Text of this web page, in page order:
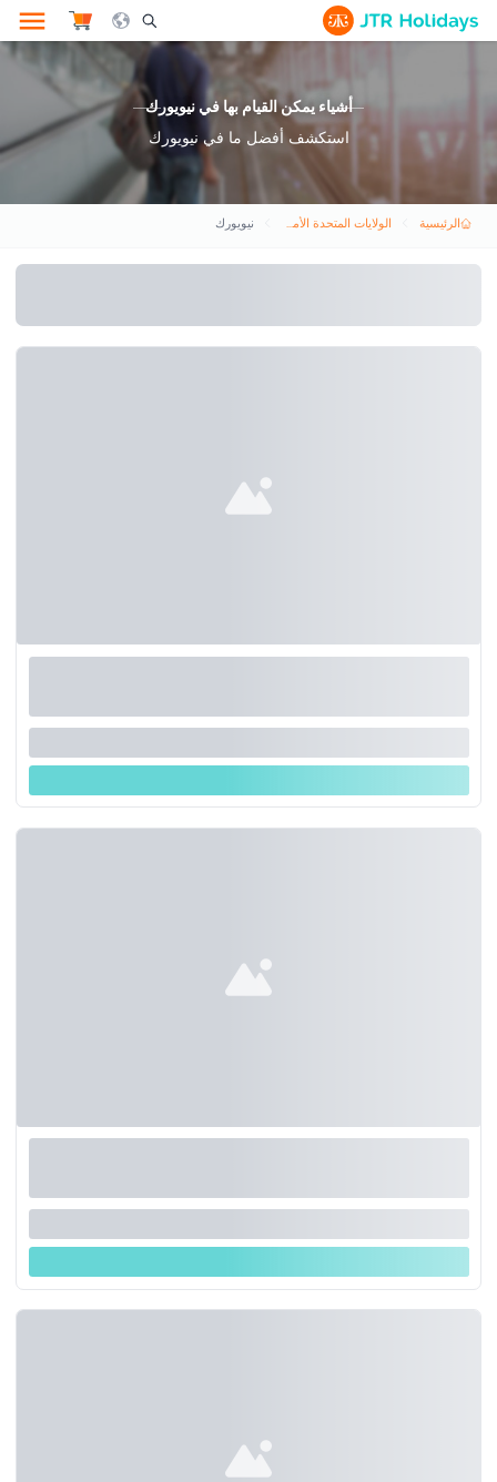
Search Opener Icon
أشياء يمكن القيام بها في نيويورك
استكشف أفضل ما في نيويورك
الرئيسية الولايات المتحدة الأمريكية نيويورك